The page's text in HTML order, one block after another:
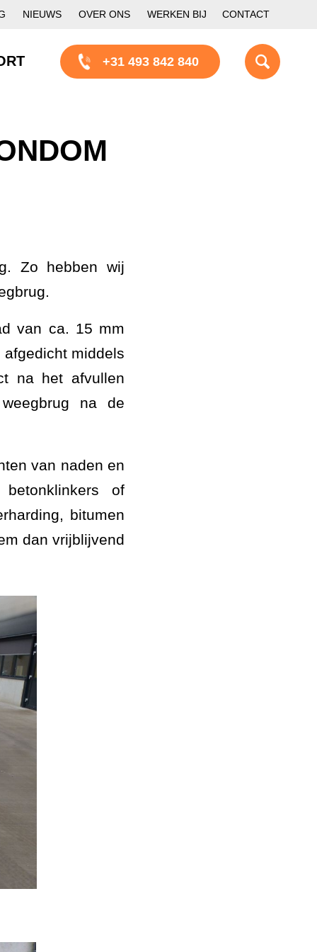
NIEUWS OVER ONS WERKEN BIJ CONTACT
+31 493 842 840
Zo hebben wij
van ca. 15 mm
afgedicht middels
na het afvullen
na de
van naden en
of
bitumen
dan vrijblijvend